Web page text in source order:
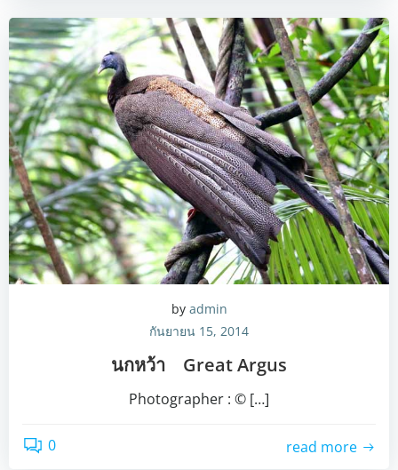
by admin
กันยายน 15, 2014
นกหว้า Great Argus
Photographer : © […]
0 read more